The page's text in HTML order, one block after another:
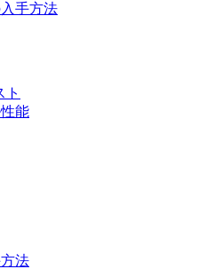
手方法
ト
能
法